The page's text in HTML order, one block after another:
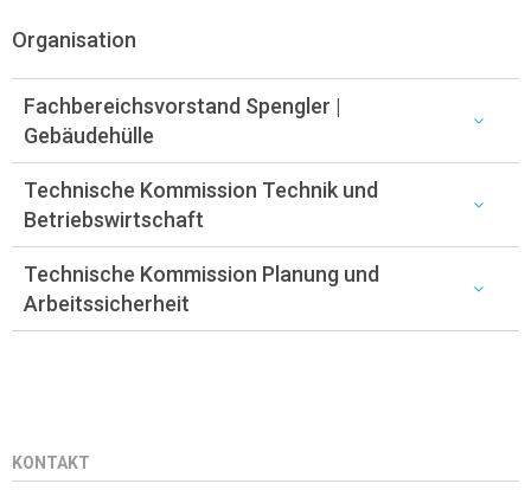
Organisation
Fachbereichsvorstand Spengler |
Gebäudehülle
Technische Kommission Technik und
Betriebswirtschaft
Technische Kommission Planung und
Arbeitssicherheit
KONTAKT